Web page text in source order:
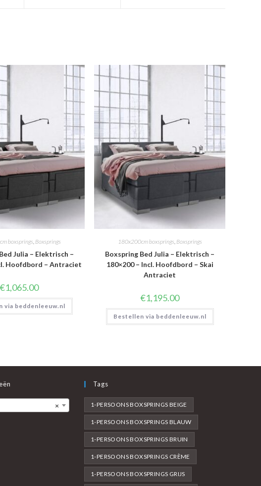
boxsprings, Boxsprings
Julia – Elektrisch –
Hoofdbord – Antraciet
€1,065.00
via beddenleeuw.nl
180x200cm boxsprings, Boxsprings
Boxspring Bed Julia – Elektrisch –
180×200 – Incl. Hoofdbord – Skai
Antraciet
€1,195.00
Bestellen via beddenleeuw.nl
×
Tags
1-PERSOONS BOXSPRINGS BEIGE
1-PERSOONS BOXSPRINGS BLAUW
1-PERSOONS BOXSPRINGS BRUIN
1-PERSOONS BOXSPRINGS CRÈME
1-PERSOONS BOXSPRINGS GRIJS